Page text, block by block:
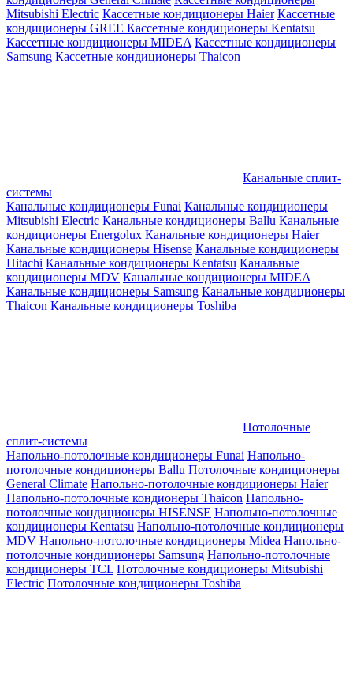
Mitsubishi Electric Кассетные кондиционеры Haier Кассетные
кондиционеры GREE Кассетные кондиционеры Kentatsu
Кассетные кондиционеры MIDEA Кассетные кондиционеры
Samsung Кассетные кондиционеры Thaicon
Канальные сплит-
системы
Канальные кондиционеры Funai Канальные кондиционеры
Mitsubishi Electric Канальные кондиционеры Ballu Канальные
кондиционеры Energolux Канальные кондиционеры Haier
Канальные кондиционеры Hisense Канальные кондиционеры
Hitachi Канальные кондиционеры Kentatsu Канальные
кондиционеры MDV Канальные кондиционеры MIDEA
Канальные кондиционеры Samsung Канальные кондиционеры
Thaicon Канальные кондиционеры Toshiba
Потолочные
сплит-системы
Напольно-потолочные кондиционеры Funai Напольно-
потолочные кондиционеры Ballu Потолочные кондиционеры
General Climate Напольно-потолочные кондиционеры Haier
Напольно-потолочные кондионеры Thaicon Напольно-
потолочные кондиционеры HISENSE Напольно-потолочные
кондиционеры Kentatsu Напольно-потолочные кондиционеры
MDV Напольно-потолочные кондиционеры Midea Напольно-
потолочные кондиционеры Samsung Напольно-потолочные
кондиционеры TCL Потолочные кондиционеры Mitsubishi
Electric Потолочные кондиционеры Toshiba